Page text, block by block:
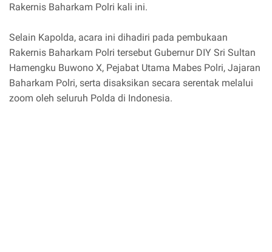
Rakernis Baharkam Polri kali ini.
Selain Kapolda, acara ini dihadiri pada pembukaan
Rakernis Baharkam Polri tersebut Gubernur DIY Sri Sultan
Hamengku Buwono X, Pejabat Utama Mabes Polri, Jajaran
Baharkam Polri, serta disaksikan secara serentak melalui
zoom oleh seluruh Polda di Indonesia.